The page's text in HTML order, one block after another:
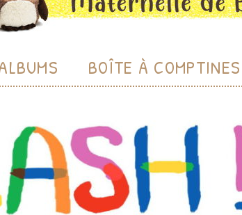
BOÎTE À COMPTINES